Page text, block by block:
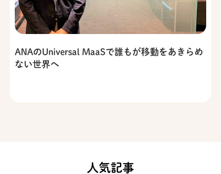
ANAのUniversal MaaSで誰もが移動をあきらめ
ない世界へ
人気記事